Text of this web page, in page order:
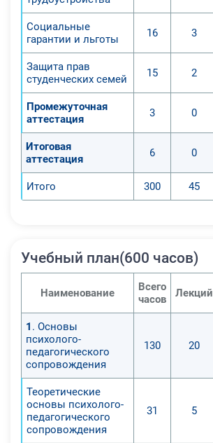
Социальные
гарантии и льготы
16 3
Защита прав
студенческих семей
15 2
Промежуточная
аттестация
3 0
Итоговая
аттестация
6 0
Итого 300 45
Учебный план(600 часов)
Наименование
Всего
часов
Лекций
1 . Основы
психолого-
педагогического
сопровождения
130 20
Теоретические
основы психолого-
педагогического
сопровождения
31 5